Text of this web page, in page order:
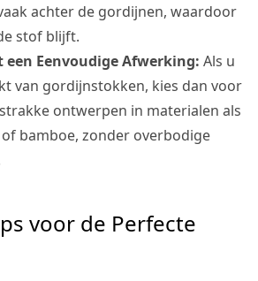
achter de gordijnen, waardoor
stof blijft.
een Eenvoudige Afwerking: Als u
van gordijnstokken, kies dan voor
ontwerpen in materialen als
bamboe, zonder overbodige
voor de Perfecte